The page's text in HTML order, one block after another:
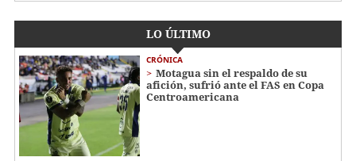
LO ÚLTIMO
CRÓNICA
Motagua sin el respaldo de su
afición, sufrió ante el FAS en Copa
Centroamericana